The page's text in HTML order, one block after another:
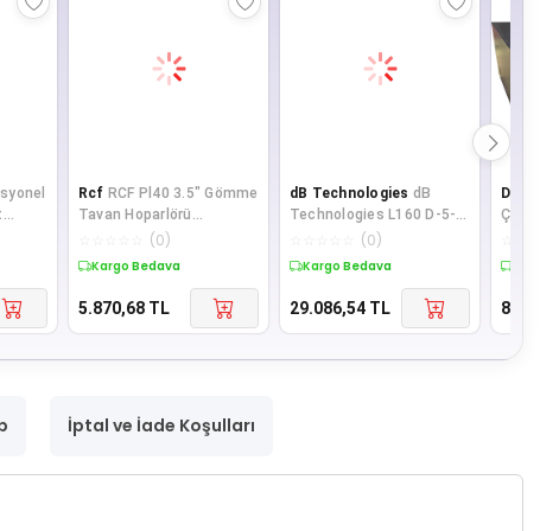
Rcf RCF Pl40 3.5" Gömme
Tavan Hoparlörü
16watt/100v
(0)
Kargo Bedava
5.870,68 TL
dB Technologies dB
Technologies L160 D-5-
inch 160 Watt Aktif
Duvar Hoparlörü
(0)
Kargo Bedava
29.086,54 TL
Denox
Çift
Mixer
İptal ve İade Koşulları